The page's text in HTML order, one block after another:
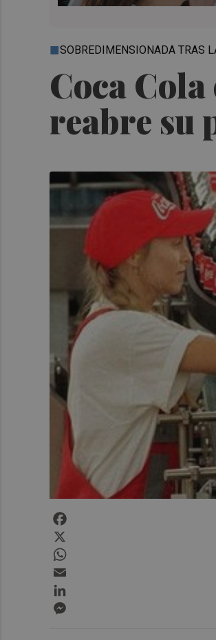
Coca
reabre su
SOBREDIMENSIONADA TRAS